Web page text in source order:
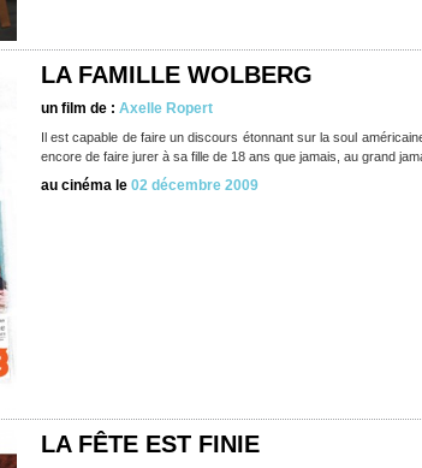
LA FAMILLE WOLBERG
un film de : Axelle Ropert
Il est capable de faire un discours étonnant sur la soul
encore de faire jurer à sa fille de 18 ans que jamais, au grand
au cinéma le 02 décembre 2009
LA FÊTE EST FINIE